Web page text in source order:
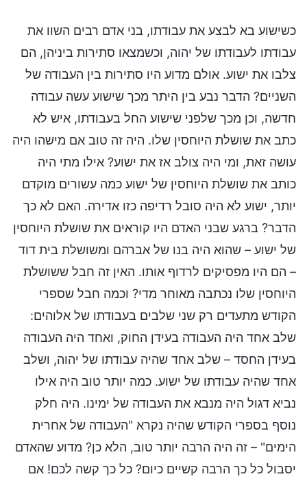
כשישוע בא לבצע את עבודתו, בני אדם רבים השוו את
עבודתו לעבודתו של יהוה, וכשמצאו סתירות ביניהן, הם
צלבו את ישוע. אולם מדוע היו סתירות בין העבודה של
השניים? הדבר נבע בין היתר מכך שישוע עשה עבודה
חדשה, וכן מכך שלפני שישוע החל בעבודתו, איש לא
כתב את שושלת היוחסין שלו. היה זה טוב אם מישהו היה
עושה זאת, ומי היה צולב אז את ישוע? אילו מתי היה
כותב את שושלת היוחסין של ישוע כמה עשורים מוקדם
יותר, ישוע לא היה סובל רדיפה כזו אדירה. האם לא כך
הדבר? ברגע שבני האדם היו קוראים את שושלת היוחסין
של ישוע – שהוא היה בנו של אברהם ומשושלת בית דוד
– הם היו מפסיקים לרדוף אותו. האין זה חבל ששושלת
היוחסין שלו נכתבה מאוחר מדי? וכמה חבל שספרי
הקודש מתעדים רק שני שלבים בעבודתו של אלוהים:
שלב אחד היה העבודה בעידן החוק, ואחד היה העבודה
בעידן החסד – שלב אחד שהיה עבודתו של יהוה, ושלב
אחד שהיה עבודתו של ישוע. כמה יותר טוב היה אילו
נביא דגול היה מנבא את העבודה של ימינו. היה חלק
נוסף בספרי הקודש שהיה נקרא "העבודה של אחרית
הימים" – זה היה הרבה יותר טוב, הלא כן? מדוע שהאדם
יסבול כל כך הרבה קשיים כיום? כל כך קשה לכם! אם